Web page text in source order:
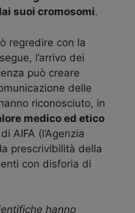
suoi cromosomi.
regredire con la
l’arrivo dei
può creare
delle
riconosciuto, in
medico ed etico
AIFA (l’Agenzia
prescrivibilità della
con disforia di
hanno